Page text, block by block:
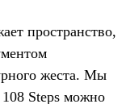
пространство,
жеста. Мы
Steps можно